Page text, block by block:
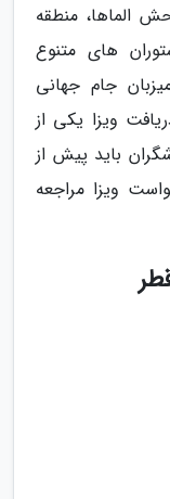
الماها، منطقه
های متنوع
جام جهانی
البته دریافت ویزا یکی از
باید پیش از
ویزا مراجعه